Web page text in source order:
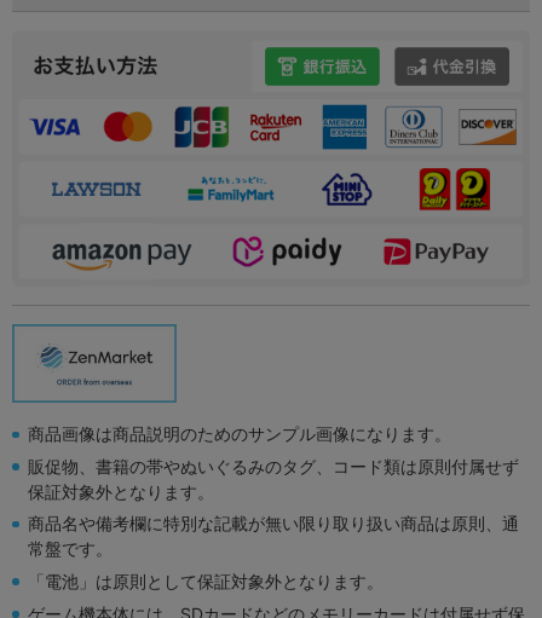
商品画像は商品説明のためのサンプル画像になります。
販促物、書籍の帯やぬいぐるみのタグ、コード類は原則付属せず
保証対象外となります。
商品名や備考欄に特別な記載が無い限り取り扱い商品は原則、通
常盤です。
「電池」は原則として保証対象外となります。
ゲーム機本体には、SDカードなどのメモリーカードは付属せず保